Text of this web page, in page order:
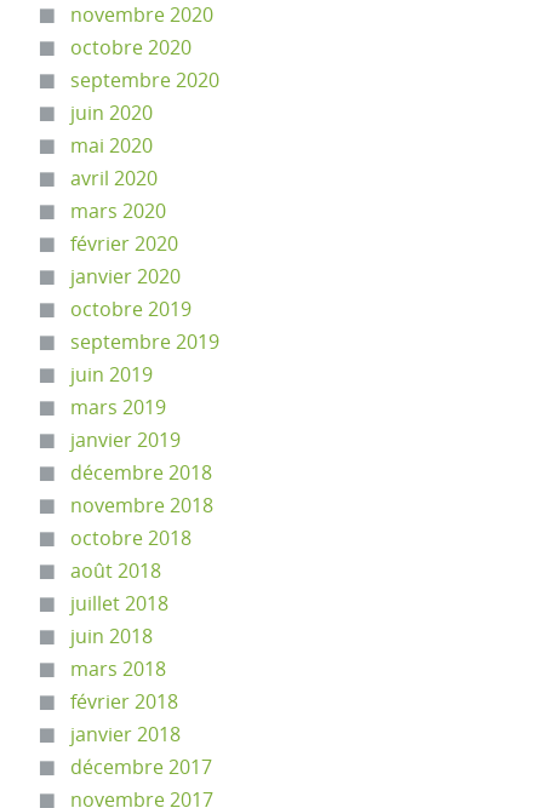
novembre 2020
octobre 2020
septembre 2020
juin 2020
mai 2020
avril 2020
mars 2020
février 2020
janvier 2020
octobre 2019
septembre 2019
juin 2019
mars 2019
janvier 2019
décembre 2018
novembre 2018
octobre 2018
août 2018
juillet 2018
juin 2018
mars 2018
février 2018
janvier 2018
décembre 2017
novembre 2017